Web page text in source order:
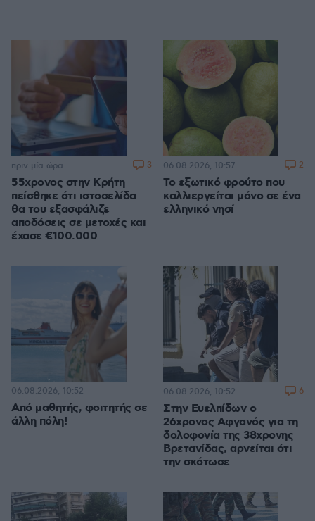
55χρονος στην Κρήτη
πείσθηκε ότι ιστοσελίδα
θα του εξασφάλιζε
αποδόσεις σε μετοχές και
έχασε €100.000
πριν μία ώρα 3
Το εξωτικό φρούτο που
καλλιεργείται μόνο σε ένα
ελληνικό νησί
06.08.2026, 10:57 2
Από μαθητής, φοιτητής σε
άλλη πόλη!
06.08.2026, 10:52
Στην Ευελπίδων ο
26χρονος Αφγανός για τη
δολοφονία της 38χρονης
Βρετανίδας, αρνείται ότι
την σκότωσε
06.08.2026, 10:52 6